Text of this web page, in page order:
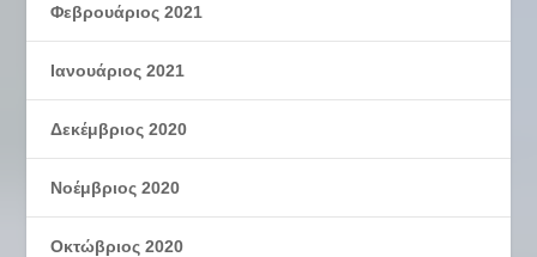
Φεβρουάριος 2021
Ιανουάριος 2021
Δεκέμβριος 2020
Νοέμβριος 2020
Οκτώβριος 2020